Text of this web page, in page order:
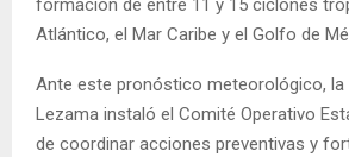
formación de entre 11 y 15 ciclones
Atlántico, el Mar Caribe y el Golfo de
Ante este pronóstico meteorológico, la
Lezama instaló el Comité Operativo
de coordinar acciones preventivas y